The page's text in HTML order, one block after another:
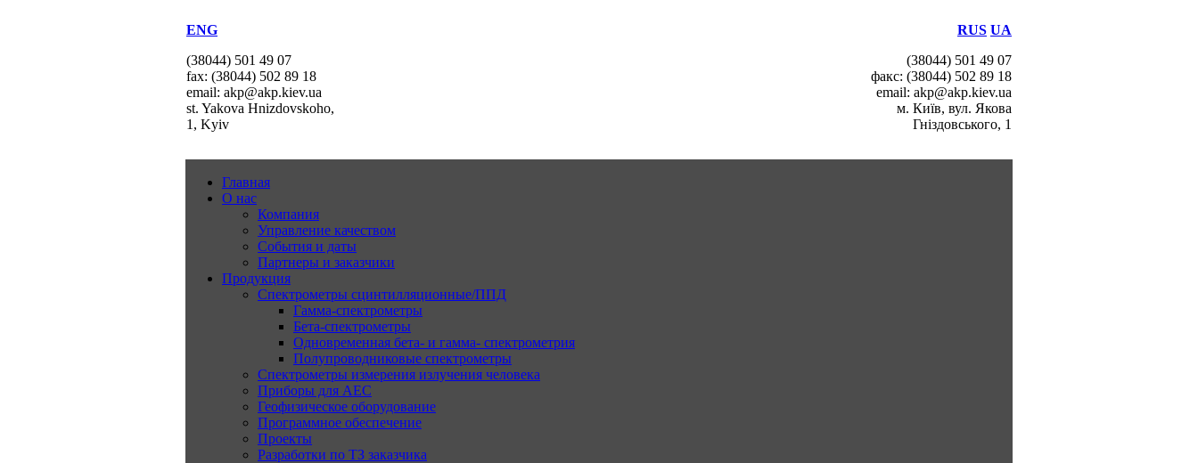
ENG
(38044) 501 49 07
fax: (38044) 502 89 18
email: akp@akp.kiev.ua
st. Yakova Hnizdovskoho,
1, Kyiv
RUS UA
(38044) 501 49 07
факс: (38044) 502 89 18
email: akp@akp.kiev.ua
м. Київ, вул. Якова
Гніздовського, 1
Главная
О нас
Компания
Управление качеством
События и даты
Партнеры и заказчики
Продукция
Спектрометры сцинтилляционные/ППД
Гамма-спектрометры
Бета-спектрометры
Одновременная бета- и гамма- спектрометрия
Полупроводниковые спектрометры
Спектрометры измерения излучения человека
Приборы для АЕС
Геофизическое оборудование
Программное обеспечение
Проекты
Разработки по ТЗ заказчика